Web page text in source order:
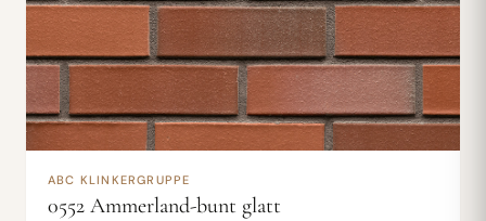
ABC KLINKERGRUPPE
0552 Ammerland-bunt glatt